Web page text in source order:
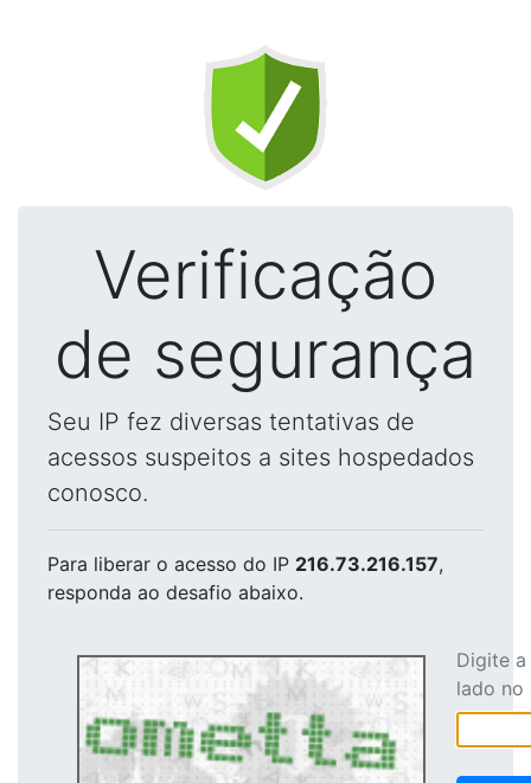
Verificação
de segurança
Seu IP fez diversas tentativas de
acessos suspeitos a sites hospedados
conosco.
Para liberar o acesso do IP 216.73.216.157,
responda ao desafio abaixo.
Digite
lado no